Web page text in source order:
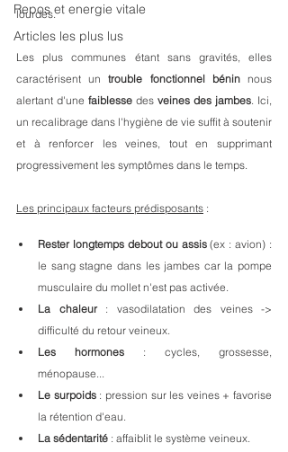
Repos et energie vitale
Articles les plus lus
lourdes.
Les plus communes étant sans gravités, elles
caractérisent un trouble fonctionnel bénin nous
alertant d'une faiblesse des veines des jambes. Ici,
un recalibrage dans l'hygiène de vie suffit à soutenir
et à renforcer les veines, tout en supprimant
progressivement les symptômes dans le temps.
Les principaux facteurs prédisposants :
Rester longtemps debout ou assis (ex : avion) :
le sang stagne dans les jambes car la pompe
musculaire du mollet n'est pas activée.
La chaleur : vasodilatation des veines ->
difficulté du retour veineux.
Les hormones : cycles, grossesse,
ménopause...
Le surpoids : pression sur les veines + favorise
la rétention d'eau.
La sédentarité : affaiblit le système veineux.